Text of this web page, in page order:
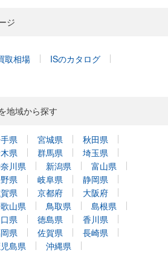
ジ
取相場 ISのカタログ
地域から探す
県 宮城県
秋田県
県 群馬県
埼玉県
川県 新潟県
富山県
県 岐阜県
静岡県
県 京都府
大阪府
山県 鳥取県
島根県
県 徳島県
香川県
県 佐賀県
長崎県
島県 沖縄県